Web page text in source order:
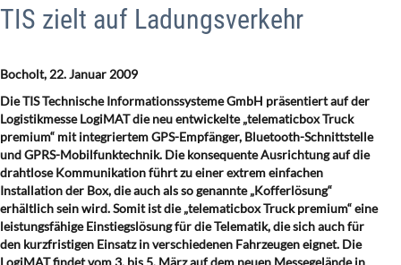
TIS zielt auf Ladungsverkehr
Bocholt, 22. Januar 2009
Die TIS Technische Informationssysteme GmbH präsentiert auf der
Logistikmesse LogiMAT die neu entwickelte „telematicbox Truck
premium“ mit integriertem GPS-Empfänger, Bluetooth-Schnittstelle
und GPRS-Mobilfunktechnik. Die konsequente Ausrichtung auf die
drahtlose Kommunikation führt zu einer extrem einfachen
Installation der Box, die auch als so genannte „Kofferlösung“
erhältlich sein wird. Somit ist die „telematicbox Truck premium“ eine
leistungsfähige Einstiegslösung für die Telematik, die sich auch für
den kurzfristigen Einsatz in verschiedenen Fahrzeugen eignet. Die
LogiMAT findet vom 3. bis 5. März auf dem neuen Messegelände in